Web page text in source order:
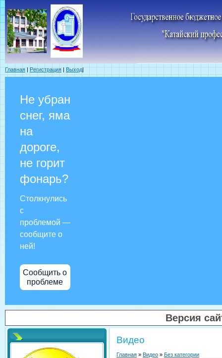
Главная | Регистрация | Выход|
Не убран
снег, яма
на
дороге,
не горит
фонарь?
Столкнулись
с
проблемой —
сообщите о
ней!
Сообщить о
проблеме
Версия
Видео
Главная » Видео » Без категории